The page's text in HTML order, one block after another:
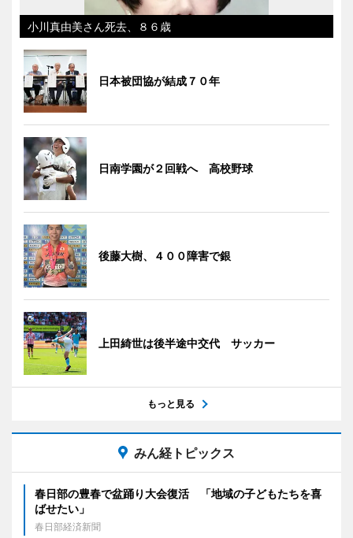
小川真由美さん死去、８６歳
日本被団協が結成７０年
日南学園が２回戦へ 高校野球
後藤大樹、４００障害で銀
上田綺世は後半途中交代 サッカー
もっと見る
みん経トピックス
春日部の豊春で盆踊り大会復活 「地域の子どもたちを喜
ばせたい」
春日部経済新聞